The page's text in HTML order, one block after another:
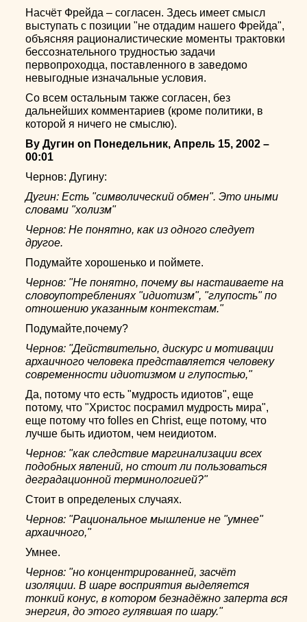
Насчёт Фрейда – согласен. Здесь имеет смысл
выступать с позиции "не отдадим нашего Фрейда",
объясняя рационалистические моменты трактовки
бессознательного трудностью задачи
первопроходца, поставленного в заведомо
невыгодные изначальные условия.
Со всем остальным также согласен, без
дальнейших комментариев (кроме политики, в
которой я ничего не смыслю).
By Дугин on Понедельник, Апрель 15, 2002 –
00:01
Чернов: Дугину:
Дугин: Есть "символический обмен". Это иными
словами "холизм"
Чернов: Не понятно, как из одного следует
другое.
Подумайте хорошенько и поймете.
Чернов: "Не понятно, почему вы настаиваете на
словоупотреблениях "идиотизм", "глупость" по
отношению указанным контекстам."
Подумайте,почему?
Чернов: "Действительно, дискурс и мотивации
архаичного человека представляется человеку
современности идиотизмом и глупостью,"
Да, потому что есть "мудрость идиотов", еще
потому, что "Христос посрамил мудрость мира",
еще потому что folles en Christ, еще потому, что
лучше быть идиотом, чем неидиотом.
Чернов: "как следствие маргинализации всех
подобных явлений, но стоит ли пользоваться
деградационной терминологией?"
Стоит в определеных случаях.
Чернов: "Рациональное мышление не "умнее"
архаичного,"
Умнее.
Чернов: "но концентрированней, засчёт
изоляции. В шаре восприятия выделяется
тонкий конус, в котором безнадёжно заперта вся
энергия, до этого гулявшая по шару."